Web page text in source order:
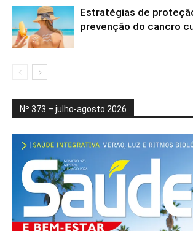
Estratégias de
prevenção do cancro
Nº 373 – julho-agosto 2026